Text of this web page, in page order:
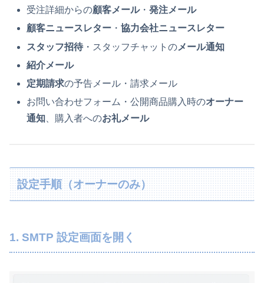
受注詳細からの顧客メール・発注メール
顧客ニュースレター ・協力会社ニュースレター
スタッフ招待・スタッフチャットのメール通知
紹介メール
定期請求の予告メール・請求メール
お問い合わせフォーム・公開商品購入時のオーナー
通知 、購入者へのお礼メール
設定手順（オーナーのみ）
1. SMTP 設定画面を開く